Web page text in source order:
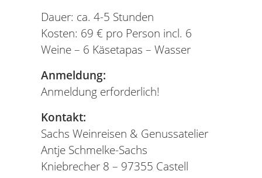
Dauer: ca. 4-5 Stunden
Kosten: 69 € pro Person incl. 6
Weine – 6 Käsetapas – Wasser
Anmeldung:
Anmeldung erforderlich!
Kontakt:
Sachs Weinreisen & Genussatelier
Antje Schmelke-Sachs
Kniebrecher 8 – 97355 Castell